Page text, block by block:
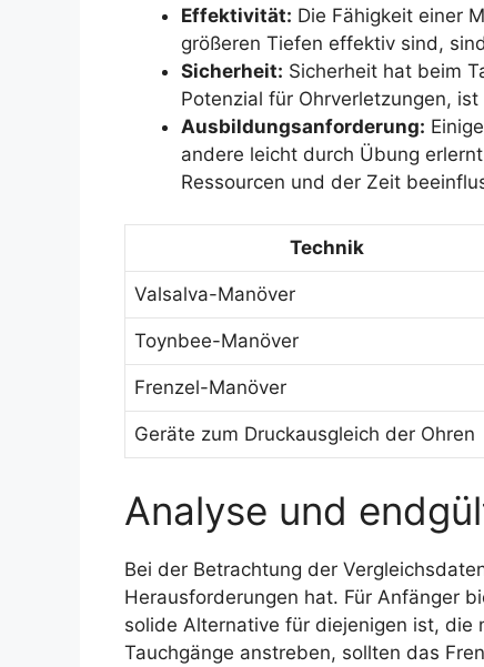
Effektivität: Die Fähigkeit einer
größeren Tiefen effektiv sind,
Sicherheit: Sicherheit hat beim
Potenzial für Ohrverletzungen,
Ausbildungsanforderung:
andere leicht durch Übung
Ressourcen und der Zeit
Technik
Valsalva-Manöver
Toynbee-Manöver
Frenzel-Manöver
Geräte zum Druckausgleich der Ohren
Analyse und
Bei der Betrachtung der
Herausforderungen hat. Für Anfänger
solide Alternative für diejenigen ist, die
Tauchgänge anstreben, sollten das